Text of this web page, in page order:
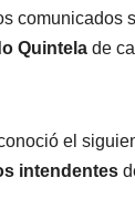
comunicados
Quintela de
el
intendentes